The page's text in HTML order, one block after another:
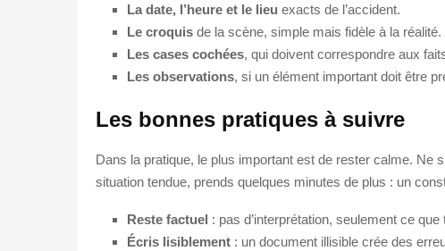
La date, l’heure et le lieu exacts de l’accident.
Le croquis de la scène, simple mais fidèle à la réalité.
Les cases cochées, qui doivent correspondre aux
Les observations, si un élément important doit être
Les bonnes pratiques à suivre
Dans la pratique, le plus important est de rester calme. Ne
situation tendue, prends quelques minutes de plus : un
Reste factuel : pas d’interprétation, seulement ce que
Écris lisiblement : un document illisible crée des